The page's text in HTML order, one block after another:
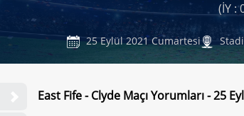
(İY :
25 Eylül 2021 Cumartesi
East Fife - Clyde Maçı Yorumları - 25